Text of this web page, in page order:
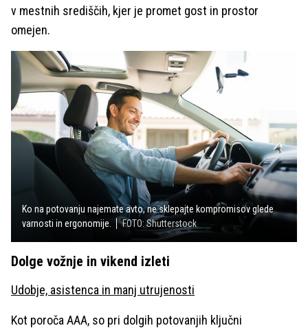
v mestnih središčih, kjer je promet gost in prostor
omejen.
Ko na potovanju najemate avto, ne sklepajte kompromisov glede
varnosti in ergonomije.
FOTO: Shutterstock
Dolge vožnje in vikend izleti
Udobje, asistenca in manj utrujenosti
Kot poroča AAA, so pri dolgih potovanjih ključni